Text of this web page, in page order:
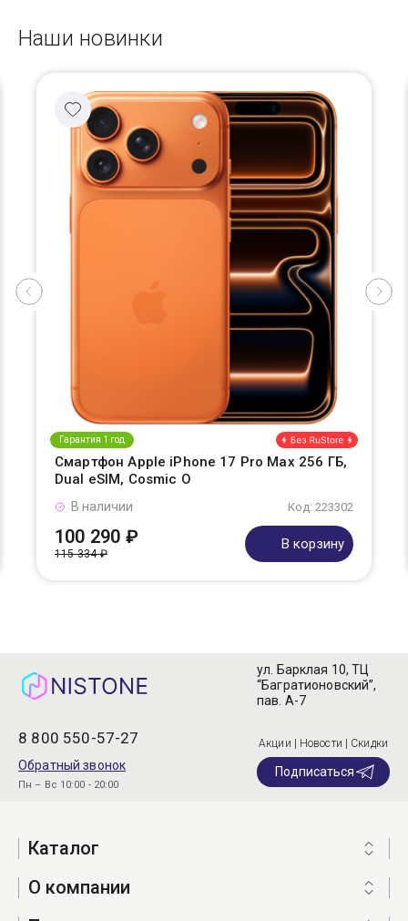
Наши новинки
Гарантия 1 год
Смартфон Apple iPhone 17 Pro Max 256 ГБ,
Dual eSIM, Cosmic O
Код: 223302
В наличии
100 290 ₽
115 334 ₽
В корзину
8 800 550-57-27
Обратный звонок
Пн – Вс 10:00 - 20:00
ул. Барклая 10, ТЦ
“Багратионовский”,
пав. А-7
Акции | Новости | Скидки
Подписаться
Каталог
О компании